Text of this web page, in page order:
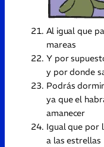
Al igual que
mareas
Y por
y por donde
Podrás
ya que el
amanecer
Igual que por
a las estrellas